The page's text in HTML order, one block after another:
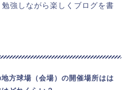
強しながら楽しくブログを書
方球場（会場）の開催場所はは